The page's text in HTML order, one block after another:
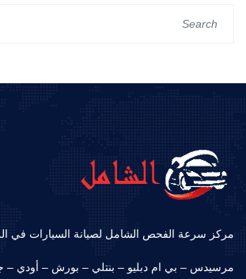
مركز سرعة الفحص الشامل لصيانة السيارات في
مرسيدس – بي ام دبليو – بنتلي – بورش – أودي –